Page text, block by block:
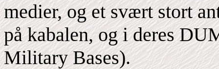
medier, og et svært stort
på kabalen, og i deres
Military Bases).